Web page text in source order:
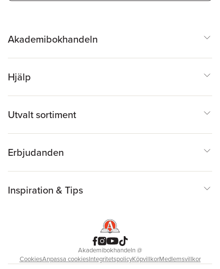
Akademibokhandeln
Hjälp
Utvalt sortiment
Erbjudanden
Inspiration & Tips
Akademibokhandeln@
CookiesAnpassa cookiesIntegritetspolicyKöpvillkorMedlemsvillkor